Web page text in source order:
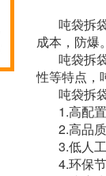
吨袋拆
成本，防爆
吨袋拆
性等特点，
吨袋拆
1.高配
2.高品
3.低人
4.环保